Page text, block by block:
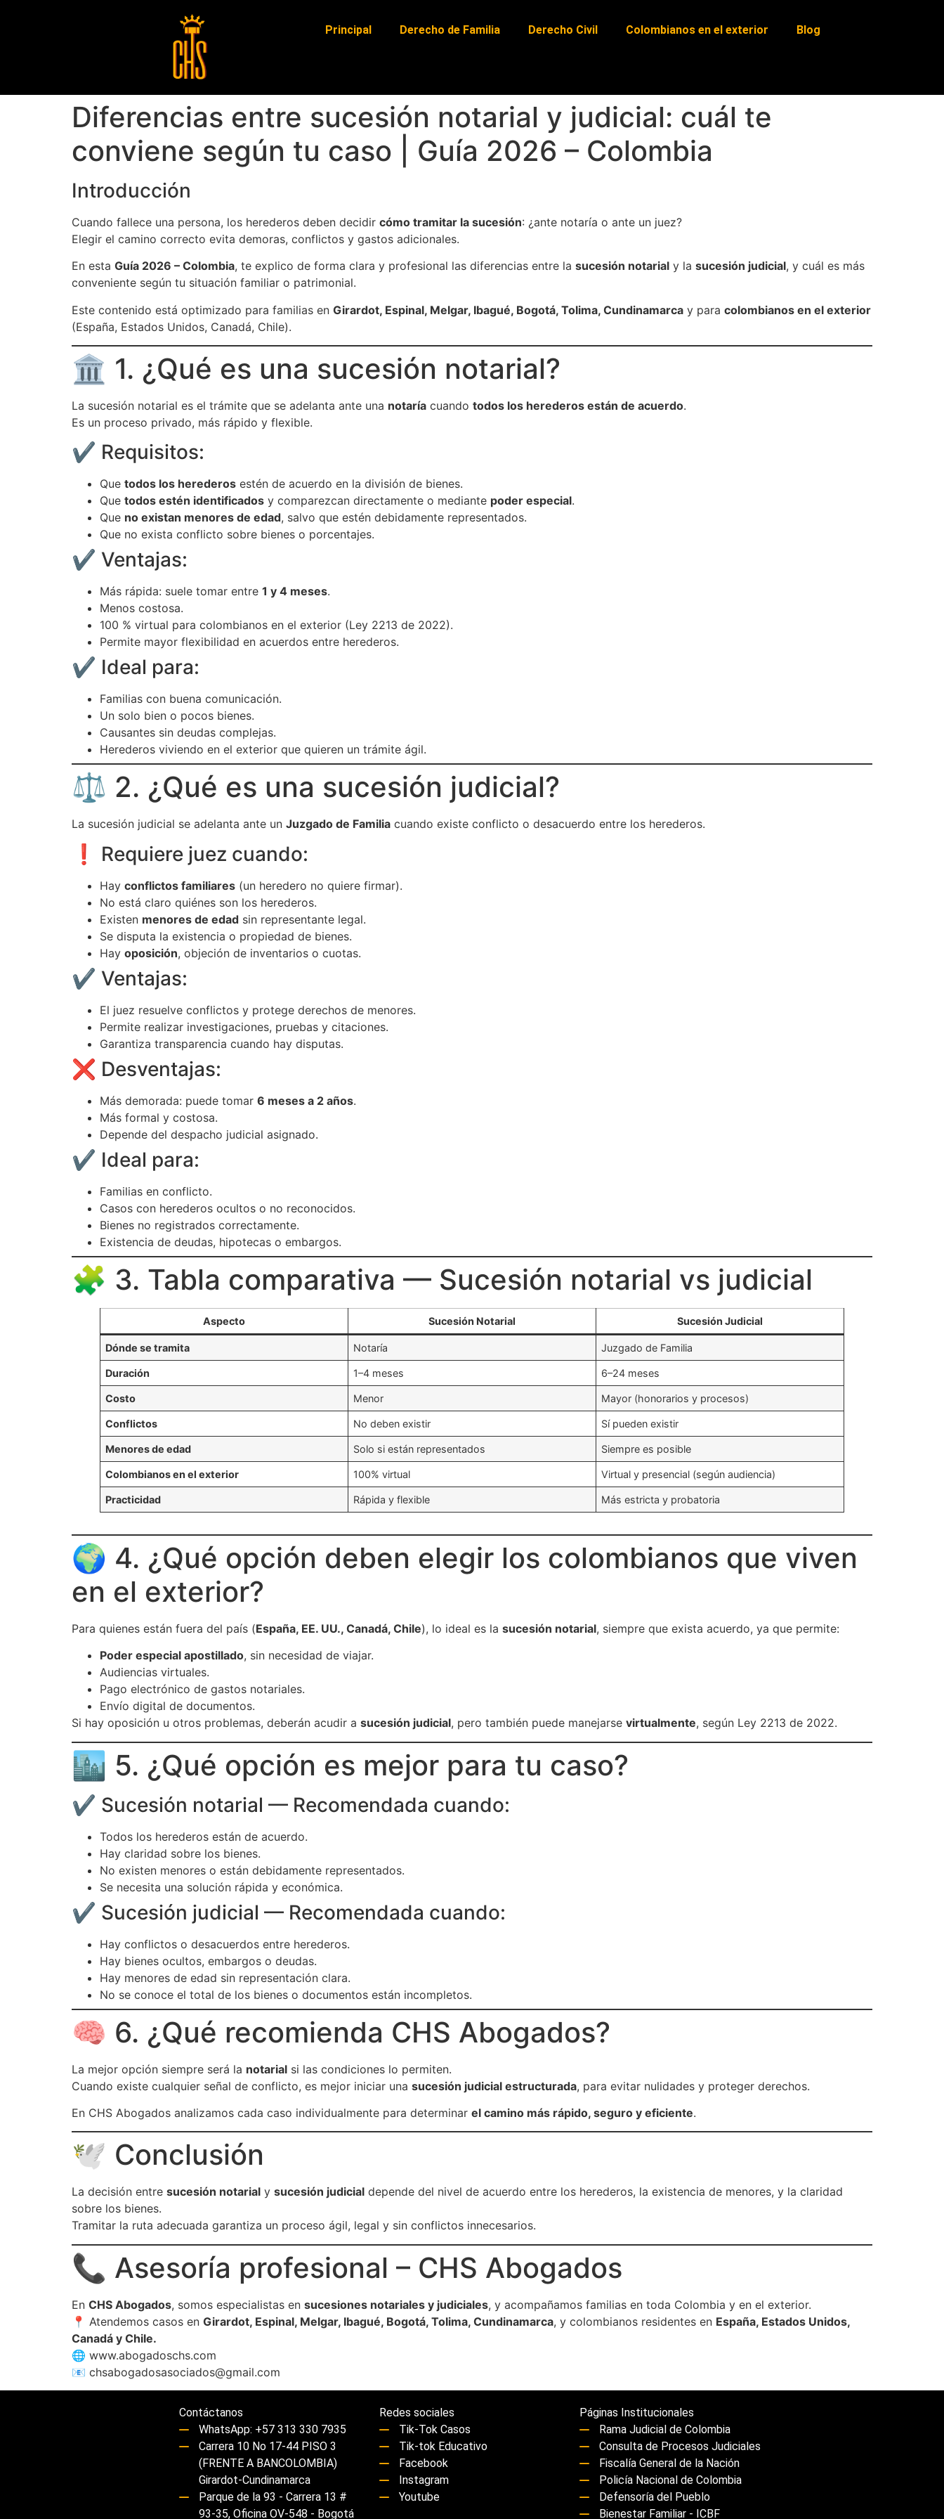
Principal Derecho de Familia Derecho Civil Colombianos en el exterior Blog
Diferencias entre sucesión notarial y judicial: cuál te
conviene según tu caso | Guía 2026 – Colombia
Introducción
Cuando fallece una persona, los herederos deben decidir cómo tramitar la sucesión: ¿ante notaría o ante un juez?
Elegir el camino correcto evita demoras, conflictos y gastos adicionales.
En esta Guía 2026 – Colombia, te explico de forma clara y profesional las diferencias entre la sucesión notarial y la sucesión judicial, y cuál es más
conveniente según tu situación familiar o patrimonial.
Este contenido está optimizado para familias en Girardot, Espinal, Melgar, Ibagué, Bogotá, Tolima, Cundinamarca y para colombianos en el exterior
(España, Estados Unidos, Canadá, Chile).
🏛️ 1. ¿Qué es una sucesión notarial?
La sucesión notarial es el trámite que se adelanta ante una notaría cuando todos los herederos están de acuerdo.
Es un proceso privado, más rápido y flexible.
✔️ Requisitos:
Que todos los herederos estén de acuerdo en la división de bienes.
Que todos estén identificados y comparezcan directamente o mediante poder especial.
Que no existan menores de edad, salvo que estén debidamente representados.
Que no exista conflicto sobre bienes o porcentajes.
✔️ Ventajas:
Más rápida: suele tomar entre 1 y 4 meses.
Menos costosa.
100 % virtual para colombianos en el exterior (Ley 2213 de 2022).
Permite mayor flexibilidad en acuerdos entre herederos.
✔️ Ideal para:
Familias con buena comunicación.
Un solo bien o pocos bienes.
Causantes sin deudas complejas.
Herederos viviendo en el exterior que quieren un trámite ágil.
⚖️ 2. ¿Qué es una sucesión judicial?
La sucesión judicial se adelanta ante un Juzgado de Familia cuando existe conflicto o desacuerdo entre los herederos.
❗ Requiere juez cuando:
Hay conflictos familiares (un heredero no quiere firmar).
No está claro quiénes son los herederos.
Existen menores de edad sin representante legal.
Se disputa la existencia o propiedad de bienes.
Hay oposición, objeción de inventarios o cuotas.
✔️ Ventajas:
El juez resuelve conflictos y protege derechos de menores.
Permite realizar investigaciones, pruebas y citaciones.
Garantiza transparencia cuando hay disputas.
❌ Desventajas:
Más demorada: puede tomar 6 meses a 2 años.
Más formal y costosa.
Depende del despacho judicial asignado.
✔️ Ideal para:
Familias en conflicto.
Casos con herederos ocultos o no reconocidos.
Bienes no registrados correctamente.
Existencia de deudas, hipotecas o embargos.
🧩 3. Tabla comparativa — Sucesión notarial vs judicial
Aspecto Sucesión Notarial Sucesión Judicial
Dónde se tramita Notaría Juzgado de Familia
Duración 1–4 meses 6–24 meses
Costo Menor Mayor (honorarios y procesos)
Conflictos No deben existir Sí pueden existir
Menores de edad Solo si están representados Siempre es posible
Colombianos en el exterior 100% virtual Virtual y presencial (según audiencia)
Practicidad Rápida y flexible Más estricta y probatoria
🌍 4. ¿Qué opción deben elegir los colombianos que viven
en el exterior?
Para quienes están fuera del país (España, EE. UU., Canadá, Chile), lo ideal es la sucesión notarial, siempre que exista acuerdo, ya que permite:
Poder especial apostillado, sin necesidad de viajar.
Audiencias virtuales.
Pago electrónico de gastos notariales.
Envío digital de documentos.
Si hay oposición u otros problemas, deberán acudir a sucesión judicial, pero también puede manejarse virtualmente, según Ley 2213 de 2022.
🏙️ 5. ¿Qué opción es mejor para tu caso?
✔️ Sucesión notarial — Recomendada cuando:
Todos los herederos están de acuerdo.
Hay claridad sobre los bienes.
No existen menores o están debidamente representados.
Se necesita una solución rápida y económica.
✔️ Sucesión judicial — Recomendada cuando:
Hay conflictos o desacuerdos entre herederos.
Hay bienes ocultos, embargos o deudas.
Hay menores de edad sin representación clara.
No se conoce el total de los bienes o documentos están incompletos.
🧠 6. ¿Qué recomienda CHS Abogados?
La mejor opción siempre será la notarial si las condiciones lo permiten.
Cuando existe cualquier señal de conflicto, es mejor iniciar una sucesión judicial estructurada, para evitar nulidades y proteger derechos.
En CHS Abogados analizamos cada caso individualmente para determinar el camino más rápido, seguro y eficiente.
🕊️ Conclusión
La decisión entre sucesión notarial y sucesión judicial depende del nivel de acuerdo entre los herederos, la existencia de menores, y la claridad
sobre los bienes.
Tramitar la ruta adecuada garantiza un proceso ágil, legal y sin conflictos innecesarios.
📞 Asesoría profesional – CHS Abogados
En CHS Abogados, somos especialistas en sucesiones notariales y judiciales, y acompañamos familias en toda Colombia y en el exterior.
📍 Atendemos casos en Girardot, Espinal, Melgar, Ibagué, Bogotá, Tolima, Cundinamarca, y colombianos residentes en España, Estados Unidos,
Canadá y Chile.
🌐 www.abogadoschs.com
📧 chsabogadosasociados@gmail.com
Contáctanos
WhatsApp: +57 313 330 7935
Carrera 10 No 17-44 PISO 3
(FRENTE A BANCOLOMBIA)
Girardot-Cundinamarca
Parque de la 93 - Carrera 13 #
93-35, Oficina OV-548 - Bogotá
Redes sociales
Tik-Tok Casos
Tik-tok Educativo
Facebook
Instagram
Youtube
Páginas Institucionales
Rama Judicial de Colombia
Consulta de Procesos Judiciales
Fiscalía General de la Nación
Policía Nacional de Colombia
Defensoría del Pueblo
Bienestar Familiar - ICBF